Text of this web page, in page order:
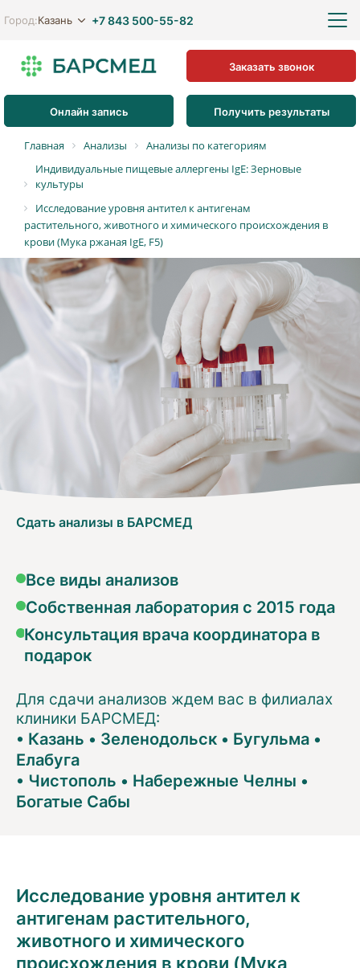
Город:Казань +7 843 500-55-82
Онлайн запись Получить результаты
Заказать звонок
Главная Анализы
Анализы по категориям
Индивидуальные пищевые аллергены IgE: Зерновые
культуры
Исследование уровня антител к антигенам
растительного, животного и химического происхождения в
крови (Мука ржаная IgE, F5)
Сдать анализы в БАРСМЕД
Все виды анализов
Собственная лаборатория с 2015 года
Консультация врача координатора в
подарок
Для сдачи анализов ждем вас в филиалах
клиники БАРСМЕД:
• Казань • Зеленодольск • Бугульма •
Елабуга
• Чистополь • Набережные Челны •
Богатые Сабы
Исследование уровня антител к
антигенам растительного,
животного и химического
происхождения в крови (Мука